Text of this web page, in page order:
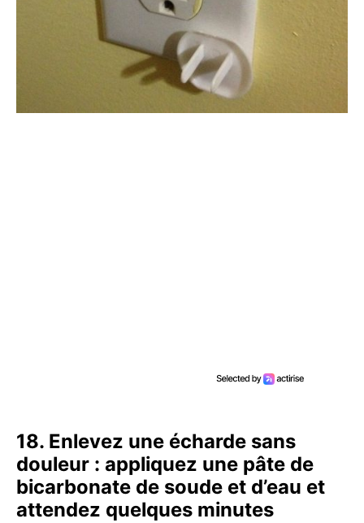
18. Enlevez une écharde sans
douleur : appliquez une pâte de
bicarbonate de soude et d’eau et
attendez quelques minutes